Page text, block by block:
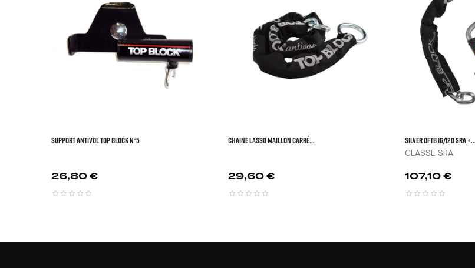
SUPPORT ANTIVOL TOP BLOCK N°5
Prix
26,80 €
Chaine Lasso Maillon Carré...
Prix
29,60 €
SILVER DFTB 16/120 SRA
CLASSE SRA
Prix
107,10 €